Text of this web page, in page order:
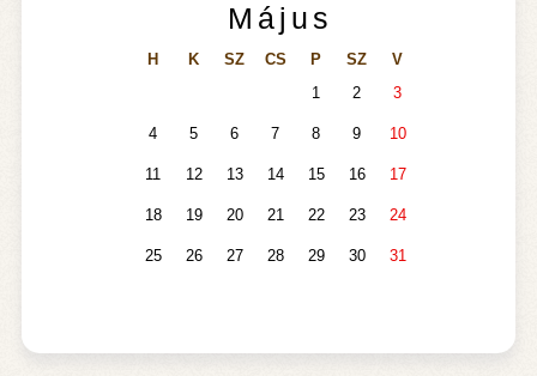
Május
H K SZ CS P SZ
V
1
2 3
4 5 6 7 8 9 10
11 12 13 14 15 16 17
18 19 20 21 22 23 24
25 26 27 28 29 30 31